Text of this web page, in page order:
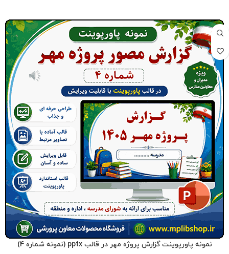
نمونه پاورپوینت گزارش پروژه مهر در قالب pptx (نمونه شماره 4)